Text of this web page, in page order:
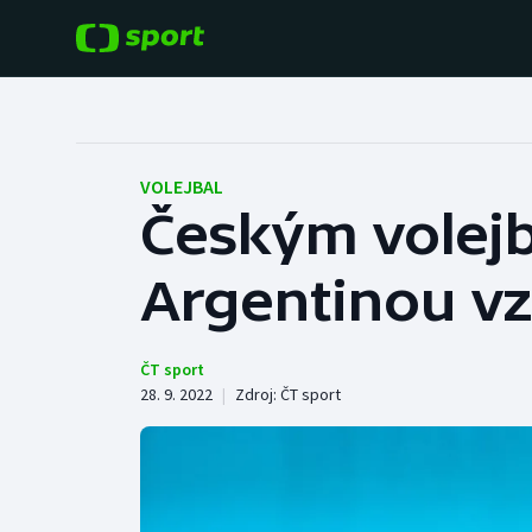
Hokej
Tenis
Cyklistika
Baseball a softbal
Basketbal
Boby a skeleton
VOLEJBAL
Českým
Argentinou
ČT sport
28. 9. 2022 | Zdroj: ČT sport